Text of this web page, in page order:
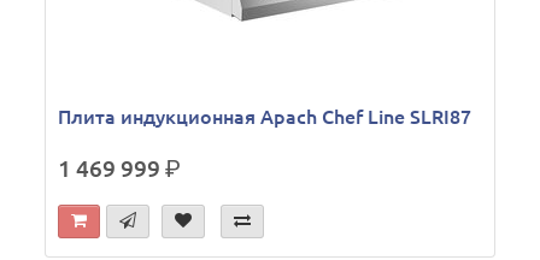
Плита индукционная Apach Chef Line SLRI87
1 469 999р.